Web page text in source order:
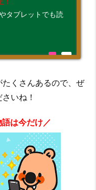
タブレットでも読
くさんあるので、ぜ
いね！
は今だけ／